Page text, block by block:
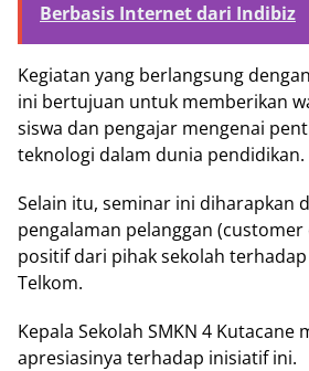
Berbasis Internet dari Indibiz
Kegiatan yang berlangsung
ini bertujuan untuk memberikan
siswa dan pengajar mengenai
teknologi dalam dunia pendidikan.
Selain itu, seminar ini diharapkan
pengalaman pelanggan (customer
positif dari pihak sekolah
Telkom.
Kepala Sekolah SMKN 4 Kutacane
apresiasinya terhadap inisiatif ini.